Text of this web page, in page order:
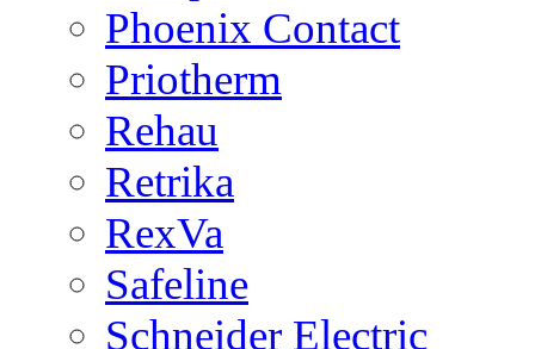
Phoenix Contact
Priotherm
Rehau
Retrika
RexVa
Safeline
Schneider Electric